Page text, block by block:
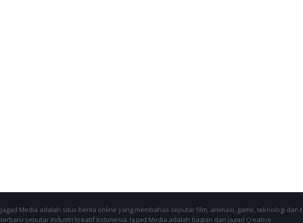
Jagad Media adalah situs berita online yang membahas seputar film, animasi, game, teknologi dan
terbaru seputar industri kreatif Indonesia. Jagad Media adalah bagian dari Jagad Creative